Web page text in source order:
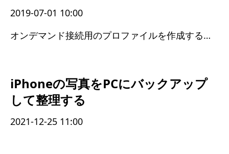
2019-07-01 10:00
オンデマンド接続用のプロファイルを作成することで自動VPN切り替えができるようになる
iPhoneの写真をPCにバックアップ
して整理する
2021-12-25 11:00